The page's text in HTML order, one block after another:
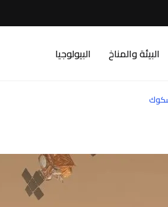
البيئة والمناخ البيولوجيا